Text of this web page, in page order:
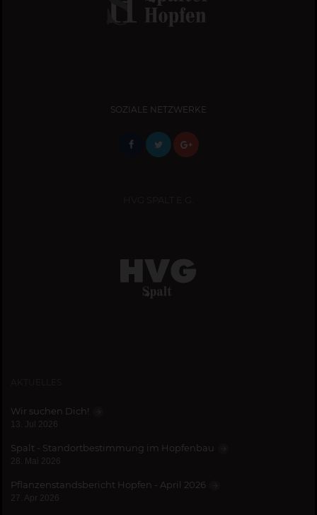
SOZIALE NETZWERKE
Wir suchen Dich!
13. Jul 2026
Spalt - Standortbestimmung im Hopfenbau
28. Mai 2026
Pflanzenstandsbericht Hopfen - April 2026
27. Apr 2026